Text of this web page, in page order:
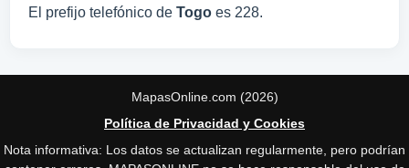
El prefijo telefónico de Togo es 228.
MapasOnline.com (2026)
Política de Privacidad y Cookies
Nota informativa: Los datos se actualizan regularmente, pero podrían